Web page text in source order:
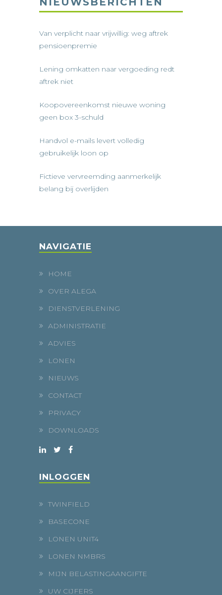
Van verplicht naar vrijwillig: weg aftrek
pensioenpremie
Lening omkatten naar vergoeding redt
aftrek niet
Koopovereenkomst nieuwe woning
geen box 3-schuld
Handvol e-mails levert volledig
gebruikelijk loon op
Fictieve vervreemding aanmerkelijk
belang bij overlijden
NAVIGATIE
HOME
OVER ALEGA
DIENSTVERLENING
ADMINISTRATIE
ADVIES
LONEN
NIEUWS
CONTACT
PRIVACY
DOWNLOADS
INLOGGEN
TWINFIELD
BASECONE
LONEN UNIT4
LONEN NMBRS
MIJN BELASTINGAANGIFTE
UW CIJFERS